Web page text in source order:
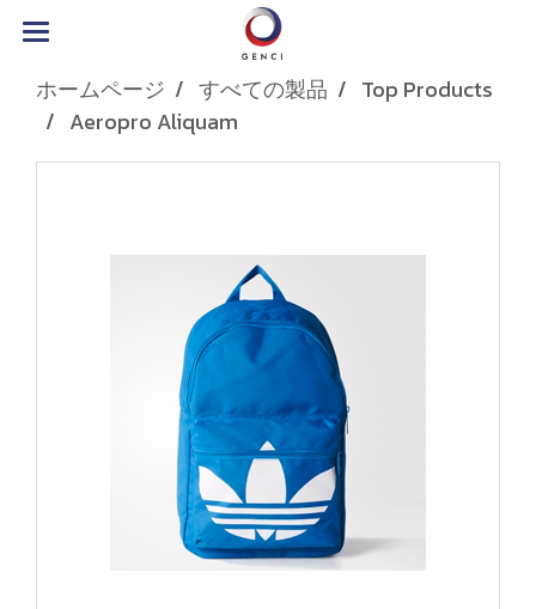
ホームページ すべての製品
Top Products
Aeropro Aliquam